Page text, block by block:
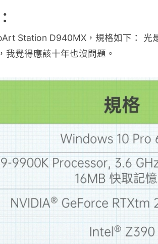
Station D940MX，規格如下： 光
覺得應該十年也沒問題。